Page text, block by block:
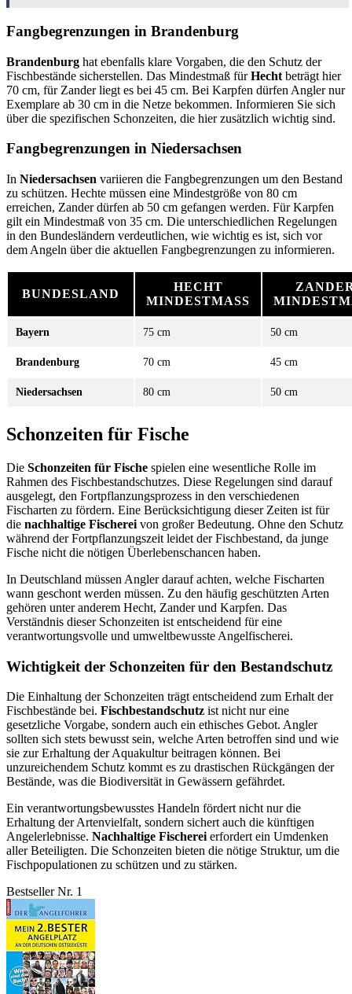
Fangbegrenzungen in Brandenburg
Brandenburg hat ebenfalls klare Vorgaben, die den Schutz der
Fischbestände sicherstellen. Das Mindestmaß fürHecht beträgt hier
70 cm, für Zander liegt es bei 45 cm. Bei Karpfen dürfen Angler nur
Exemplare ab 30 cm in die Netze bekommen. Informieren Sie sich
über die spezifischen Schonzeiten, die hier zusätzlich wichtig sind.
Fangbegrenzungen in Niedersachsen
In Niedersachsen variieren die Fangbegrenzungen um den Bestand
zu schützen. Hechte müssen eine Mindestgröße von 80 cm
erreichen, Zander dürfen ab 50 cm gefangen werden. Für Karpfen
gilt ein Mindestmaß von 35 cm. Die unterschiedlichen Regelungen
in den Bundesländern verdeutlichen, wie wichtig es ist, sich vor
dem Angeln über die aktuellen Fangbegrenzungen zu informieren.
BUNDESLAND
HECHT
MINDESTMASS
Bayern 75 cm 50 cm
Brandenburg 70 cm 45 cm
Niedersachsen 80 cm 50 cm
Schonzeiten für Fische
Die Schonzeiten für Fische spielen eine wesentliche Rolle im
Rahmen des Fischbestandschutzes. Diese Regelungen sind darauf
ausgelegt, den Fortpflanzungsprozess in den verschiedenen
Fischarten zu fördern. Eine Berücksichtigung dieser Zeiten ist für
die nachhaltige Fischerei von großer Bedeutung. Ohne den Schutz
während der Fortpflanzungszeit leidet der Fischbestand, da junge
Fische nicht die nötigen Überlebenschancen haben.
In Deutschland müssen Angler darauf achten, welche Fischarten
wann geschont werden müssen. Zu den häufig geschützten Arten
gehören unter anderem Hecht, Zander und Karpfen. Das
Verständnis dieser Schonzeiten ist entscheidend für eine
verantwortungsvolle und umweltbewusste Angelfischerei.
Wichtigkeit der Schonzeiten für den Bestandschutz
Die Einhaltung der Schonzeiten trägt entscheidend zum Erhalt der
Fischbestände bei. Fischbestandschutz ist nicht nur eine
gesetzliche Vorgabe, sondern auch ein ethisches Gebot. Angler
sollten sich stets bewusst sein, welche Arten betroffen sind und wie
sie zur Erhaltung der Aquakultur beitragen können. Bei
unzureichendem Schutz kommt es zu drastischen Rückgängen der
Bestände, was die Biodiversität in Gewässern gefährdet.
Ein verantwortungsbewusstes Handeln fördert nicht nur die
Erhaltung der Artenvielfalt, sondern sichert auch die künftigen
Angelerlebnisse. Nachhaltige Fischereierfordert ein Umdenken
aller Beteiligten. Die Schonzeiten bieten die nötige Struktur, um die
Fischpopulationen zu schützen und zu stärken.
Bestseller Nr. 1